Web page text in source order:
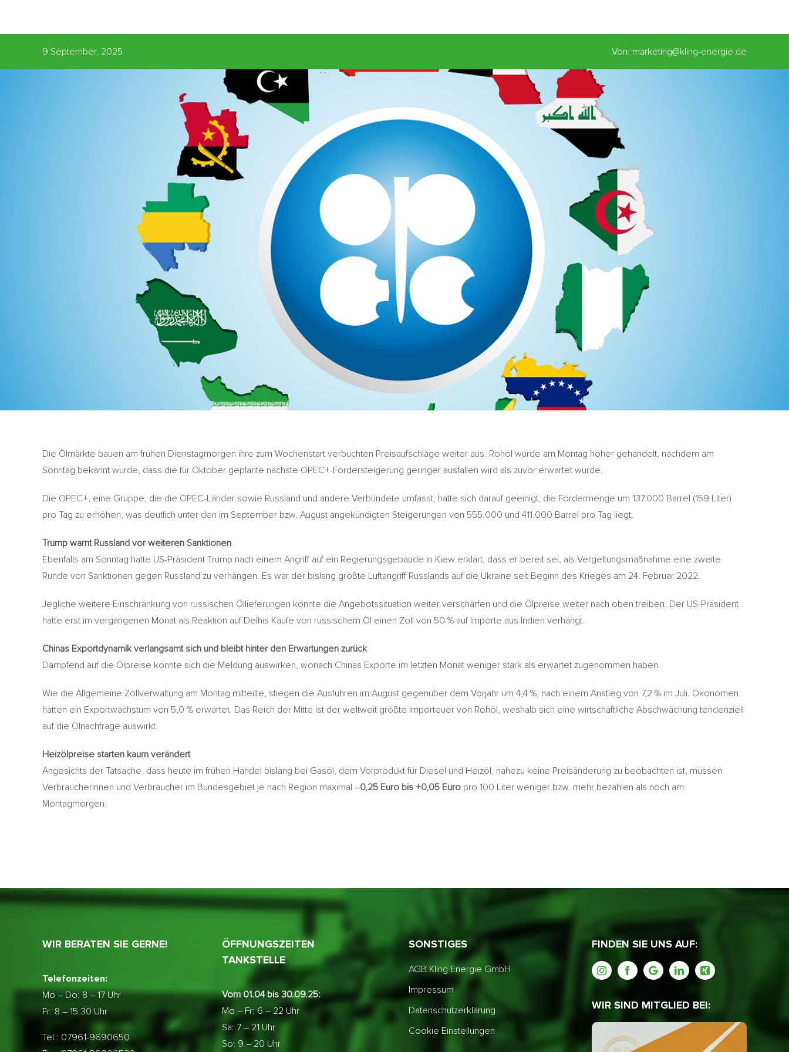
9 September, 2025 Von: marketing@kling-energie.de
Die Ölmärkte bauen am frühen Dienstagmorgen ihre zum Wochenstart verbuchten Preisaufschläge weiter aus. Rohöl wurde am Montag höher gehandelt, nachdem am
Sonntag bekannt wurde, dass die für Oktober geplante nächste OPEC+-Fördersteigerung geringer ausfallen wird als zuvor erwartet wurde.
Die OPEC+, eine Gruppe, die die OPEC-Länder sowie Russland und andere Verbündete umfasst, hatte sich darauf geeinigt, die Fördermenge um 137.000 Barrel (159 Liter)
pro Tag zu erhöhen, was deutlich unter den im September bzw. August angekündigten Steigerungen von 555.000 und 411.000 Barrel pro Tag liegt.
Trump warnt Russland vor weiteren Sanktionen
Ebenfalls am Sonntag hatte US-Präsident Trump nach einem Angriff auf ein Regierungsgebäude in Kiew erklärt, dass er bereit sei, als Vergeltungsmaßnahme eine zweite
Runde von Sanktionen gegen Russland zu verhängen. Es war der bislang größte Luftangriff Russlands auf die Ukraine seit Beginn des Krieges am 24. Februar 2022.
Jegliche weitere Einschränkung von russischen Öllieferungen könnte die Angebotssituation weiter verschärfen und die Ölpreise weiter nach oben treiben. Der US-Präsident
hatte erst im vergangenen Monat als Reaktion auf Delhis Käufe von russischem Öl einen Zoll von 50 % auf Importe aus Indien verhängt.
Chinas Exportdynamik verlangsamt sich und bleibt hinter den Erwartungen zurück
Dämpfend auf die Ölpreise könnte sich die Meldung auswirken, wonach Chinas Exporte im letzten Monat weniger stark als erwartet zugenommen haben.
Wie die Allgemeine Zollverwaltung am Montag mitteilte, stiegen die Ausfuhren im August gegenüber dem Vorjahr um 4,4 %, nach einem Anstieg von 7,2 % im Juli. Ökonomen
hatten ein Exportwachstum von 5,0 % erwartet. Das Reich der Mitte ist der weltweit größte Importeuer von Rohöl, weshalb sich eine wirtschaftliche Abschwächung tendenziell
auf die Ölnachfrage auswirkt.
Heizölpreise starten kaum verändert
Angesichts der Tatsache, dass heute im frühen Handel bislang bei Gasöl, dem Vorprodukt für Diesel und Heizöl, nahezu keine Preisänderung zu beobachten ist, müssen
Verbraucherinnen und Verbraucher im Bundesgebiet je nach Region maximal –0,25 Euro bis +0,05 Europro 100 Liter weniger bzw. mehr bezahlen als noch am
Montagmorgen.
WIR BERATEN SIE GERNE!
Telefonzeiten:
Mo – Do:8 – 17 Uhr
Fr: 8 – 15:30 Uhr
Tel.: 07961-9690650
ÖFFNUNGSZEITEN
TANKSTELLE
Vom 01.04 bis 30.09.25:
Mo – Fr: 6 – 22 Uhr
Sa: 7 – 21 Uhr
So: 9 – 20 Uhr
SONSTIGES
AGB Kling Energie GmbH
Impressum
Datenschutzerklärung
Cookie Einstellungen
FINDEN SIE UNS AUF:
WIR SIND MITGLIED BEI: